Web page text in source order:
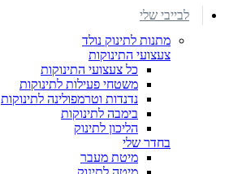
לבייבי שלי
מתנות לתינוק נולד
צעצועי התינוקות
כל צעצועי התינוקות
משטחי פעילות לתינוקות
נדנדות וטרמפולינה לתינוקות
בימבה לתינוקות
הליכון לתינוק
בחדר שלי
מיטת מעבר